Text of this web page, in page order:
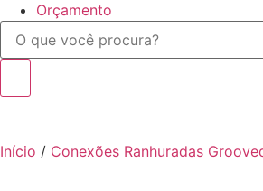
Orçamento
Início / Conexões Ranhuradas